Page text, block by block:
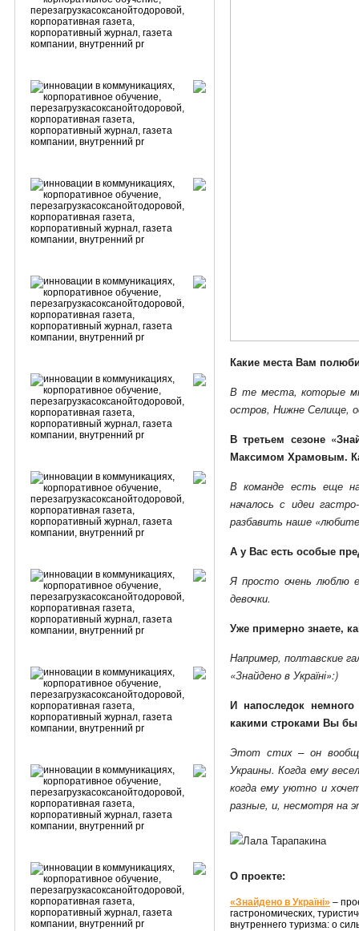
Какие места Вам
В те места, которые
остров, Нижне Селище,
В третьем сезоне
Максимом Храмовым.
В команде есть еще
началось с идеи
разбавить наше
А у Вас есть особые
Я просто очень люблю
девочки.
Уже примерно знаете,
Например, полтавские
«Знайдено в Україні»:)
И напоследок
какими строками Вы бы
Этот стих – он
Украины. Когда ему
когда ему уютно и
разные, и, несмотря на
О проекте:
«Знайдено в Україні» –
гастрономических,
внутреннего туризма: о